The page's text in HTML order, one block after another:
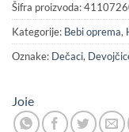
Šifra proizvoda:
Kategorije: Bebi oprema,
Oznake: Dečaci,
Joie